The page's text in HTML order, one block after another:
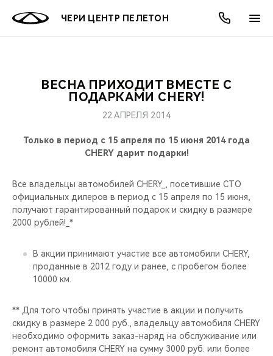
ЧЕРИ ЦЕНТР ПЕЛЕТОН
МОДЕЛИ
СЕДАНЫ
ПОКУПАТЕЛЯМ
КРЕДИТ И СТРАХОВАНИЕ
ВЛАДЕЛЬЦАМ
ЗАПЧАСТИ И АКСЕССУАРЫ
ПОДДЕРЖКА
CHERY CONNECT
МИР CHERY
CHERY В СОЦСЕТЯХ
ЛЮДИ CHERY
CHERY REMOTE
CHERY И СПОРТ
НАШИ МЕРОПРИЯТИЯ
АКЦИИ
ОНЛАЙН СЕРВИСЫ
О КОМПАНИИ
ВЕСНА ПРИХОДИТ ВМЕСТЕ С
ПОДАРКАМИ CHERY!
22 АПРЕЛЯ 2014
Только в период с 15 апреля по 15 июня 2014 года
CHERY дарит подарки!
Все владельцы автомобилей CHERY_, посетившие СТО
официальных дилеров в период с 15 апреля по 15 июня,
получают гарантированный подарок и скидку в размере
2000 рублей!_*
В акции принимают участие все автомобили CHERY,
проданные в 2012 году и ранее, с пробегом более
10000 км.
** Для того чтобы принять участие в акции и получить
скидку в размере 2 000 руб., владельцу автомобиля CHERY
необходимо оформить заказ-наряд на обслуживание или
ремонт автомобиля CHERY на сумму 3000 руб. или более